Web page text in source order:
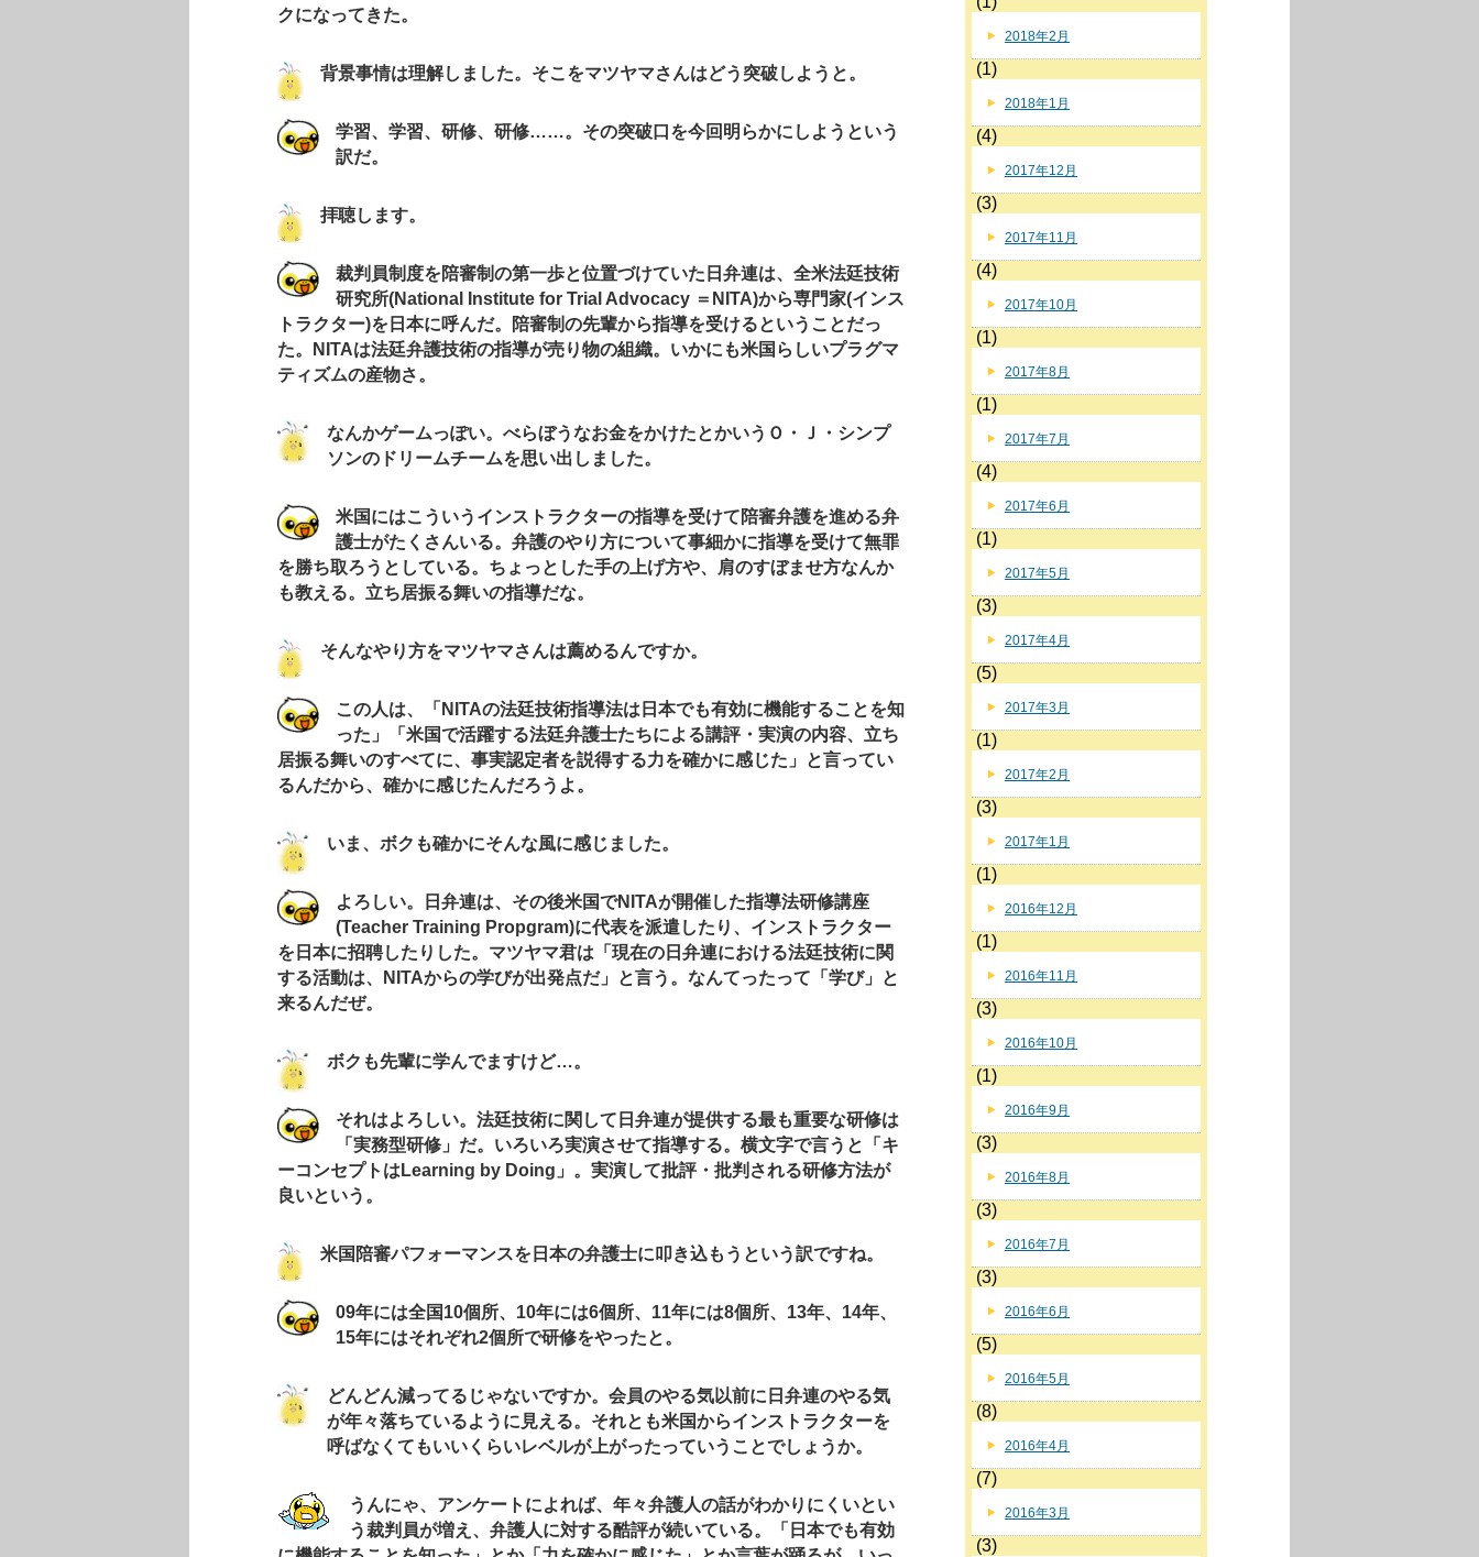
クになってきた。
背景事情は理解しました。そこをマツヤマさんはどう突破しようと。
学習、学習、研修、研修……。その突破口を今回明らかにしようという
訳だ。
拝聴します。
裁判員制度を陪審制の第一歩と位置づけていた日弁連は、全米法廷技術
研究所(National Institute for Trial Advocacy ＝NITA)から専門家(インス
トラクター)を日本に呼んだ。陪審制の先輩から指導を受けるということだっ
た。NITAは法廷弁護技術の指導が売り物の組織。いかにも米国らしいプラグマ
ティズムの産物さ。
なんかゲームっぽい。べらぼうなお金をかけたとかいうＯ・Ｊ・シンプ
ソンのドリームチームを思い出しました。
米国にはこういうインストラクターの指導を受けて陪審弁護を進める弁
護士がたくさんいる。弁護のやり方について事細かに指導を受けて無罪
を勝ち取ろうとしている。ちょっとした手の上げ方や、肩のすぼませ方なんか
も教える。立ち居振る舞いの指導だな。
そんなやり方をマツヤマさんは薦めるんですか。
こ の人は、「NITAの法廷技術指導法は日本でも有効に機能することを知
った」「米国で活躍する法廷弁護士たちによる講評・実演の内容、立ち
居振る舞いのすべてに、事実認定者を説得する力を確かに感じた」と言ってい
るんだから、確かに感じたんだろうよ。
いま、ボクも確かにそんな風に感じました。
よろしい。日弁連は、その後米国でNITAが開催した指導法研修講座
(Teacher Training Propgram)に代表を派遣したり、インストラクター
を日本に招聘したりした。マツヤマ君は「現在の日弁連における法廷技術に関
する活動は、NITAからの学びが出発点だ」と言う。なんてったって「学び」と
来るんだぜ。
ボクも先輩に学んでますけど…。
それはよろしい。法廷技術に関して日弁連が提供する最も重要な研修は
「実務型研修」だ。いろいろ実演させて指導する。横文字で言うと「キ
ーコンセプトはLearning by Doing」。実演して批評・批判される研修方法が
良いという。
米国陪審パフォーマンスを日本の弁護士に叩き込もうという訳ですね。
09年には全国10個所、10年には6個所、11年には8個所、13年、14年、
15年にはそれぞれ2個所で研修をやったと。
どんどん減ってるじゃないですか。会員のやる気以前に日弁連のやる気
が年々落ちているように見える。それとも米国からインストラクターを
呼ばなくてもいいくらいレベルが上がったっていうことでしょうか。
うんにゃ、アンケートによれば、年々弁護人の話がわかりにくいとい
う裁判員が増え、弁護人に対する酷評が続いている。「日本でも有効
2018年2月
(1)
2018年1月
(4)
2017年12月
(3)
2017年11月
(4)
2017年10月
(1)
2017年8月
(1)
2017年7月
(4)
2017年6月
(1)
2017年5月
(3)
2017年4月
(5)
2017年3月
(1)
2017年2月
(3)
2017年1月
(1)
2016年12月
(1)
2016年11月
(3)
2016年10月
(1)
2016年9月
(3)
2016年8月
(3)
2016年7月
(3)
2016年6月
(5)
2016年5月
(8)
2016年4月
(7)
2016年3月
(3)